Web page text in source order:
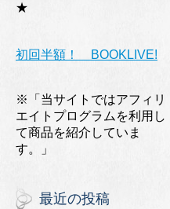
★
初回半額！ BOOKLIVE!
※「当サイトではアフィリ
エイトプログラムを利用し
て商品を紹介していま
す。」
最近の投稿